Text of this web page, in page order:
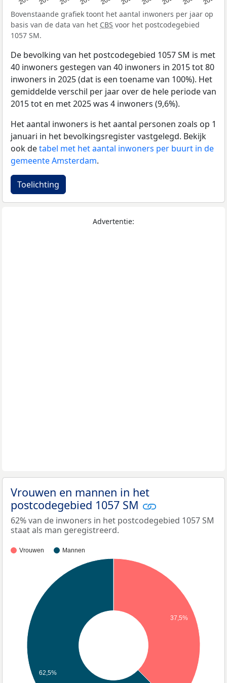
Bovenstaande grafiek toont het aantal inwoners per jaar op
basis van de data van het CBS voor het postcodegebied
1057 SM.
De bevolking van het postcodegebied 1057 SM is met
40 inwoners gestegen van 40 inwoners in 2015 tot 80
inwoners in 2025 (dat is een toename van 100%). Het
gemiddelde verschil per jaar over de hele periode van
2015 tot en met 2025 was 4 inwoners (9,6%).
Het aantal inwoners is het aantal personen zoals op 1
januari in het bevolkingsregister vastgelegd. Bekijk
ook detabel met het aantal inwoners per buurt in de
gemeente Amsterdam.
Toelichting
Advertentie:
Vrouwen en mannen in het
postcodegebied 1057 SM
62% van de inwoners in het postcodegebied 1057 SM
staat als man geregistreerd.
Vrouwen Mannen
37,5%
62,5%